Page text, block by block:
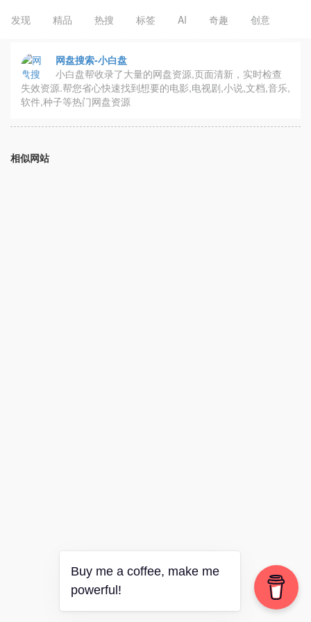
发现 精品 热搜 标签 AI 奇趣 创意
网盘搜索-小白盘
小白盘帮收录了大量的网盘资源,页面清新，实时检查
失效资源.帮您省心快速找到想要的电影,电视剧,小说,文档,音乐,
软件,种子等热门网盘资源
相似网站
Buy me a coffee, make me
powerful!